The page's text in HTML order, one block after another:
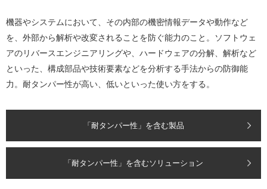
機器やシステムにおいて、その内部の機密情報データや動作など
を、外部から解析や改変されることを防ぐ能力のこと。ソフトウェ
アのリバースエンジニアリングや、ハードウェアの分解、解析など
といった、構成部品や技術要素などを分析する手法からの防御能
力。耐タンパー性が高い、低いといった使い方をする。
「耐タンパー性」を含む製品
「耐タンパー性」を含むソリューション